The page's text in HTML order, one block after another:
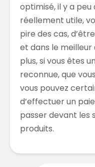
optimisé, il y a
réellement utile,
pire des cas,
et dans le meilleur
plus, si vous êtes
reconnue, que
vous pouvez
d’effectuer un
passer devant les
produits.